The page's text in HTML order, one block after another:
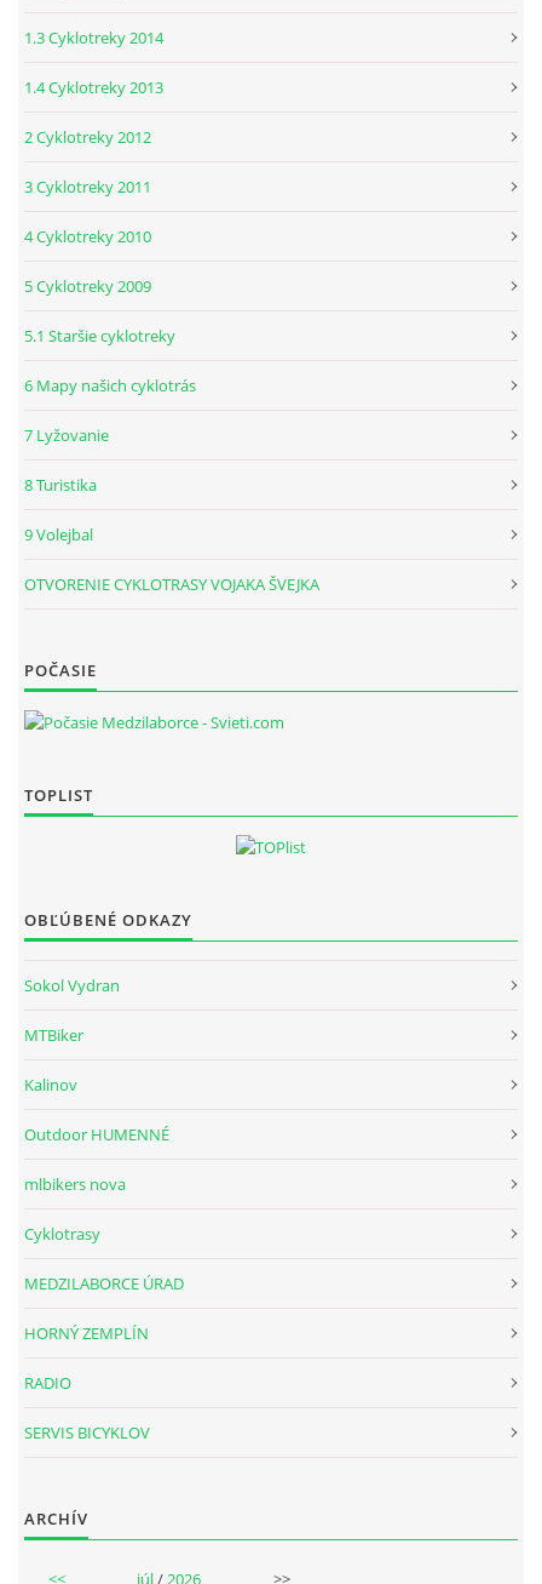
1.3 Cyklotreky 2014
1.4 Cyklotreky 2013
2 Cyklotreky 2012
3 Cyklotreky 2011
4 Cyklotreky 2010
5 Cyklotreky 2009
5.1 Staršie cyklotreky
6 Mapy našich cyklotrás
7 Lyžovanie
8 Turistika
9 Volejbal
OTVORENIE CYKLOTRASY VOJAKA ŠVEJKA
POČASIE
TOPLIST
OBĽÚBENÉ ODKAZY
Sokol Vydran
MTBiker
Kalinov
Outdoor HUMENNÉ
mlbikers nova
Cyklotrasy
MEDZILABORCE ÚRAD
HORNÝ ZEMPLÍN
RADIO
SERVIS BICYKLOV
ARCHÍV
<< júl/ 2026 >>